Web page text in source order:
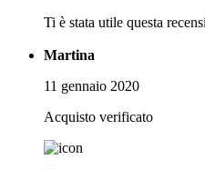
Ti è stata utile questa
Martina
11 gennaio 2020
Acquisto verificato